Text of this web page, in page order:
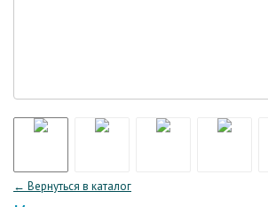
← Вернуться в каталог